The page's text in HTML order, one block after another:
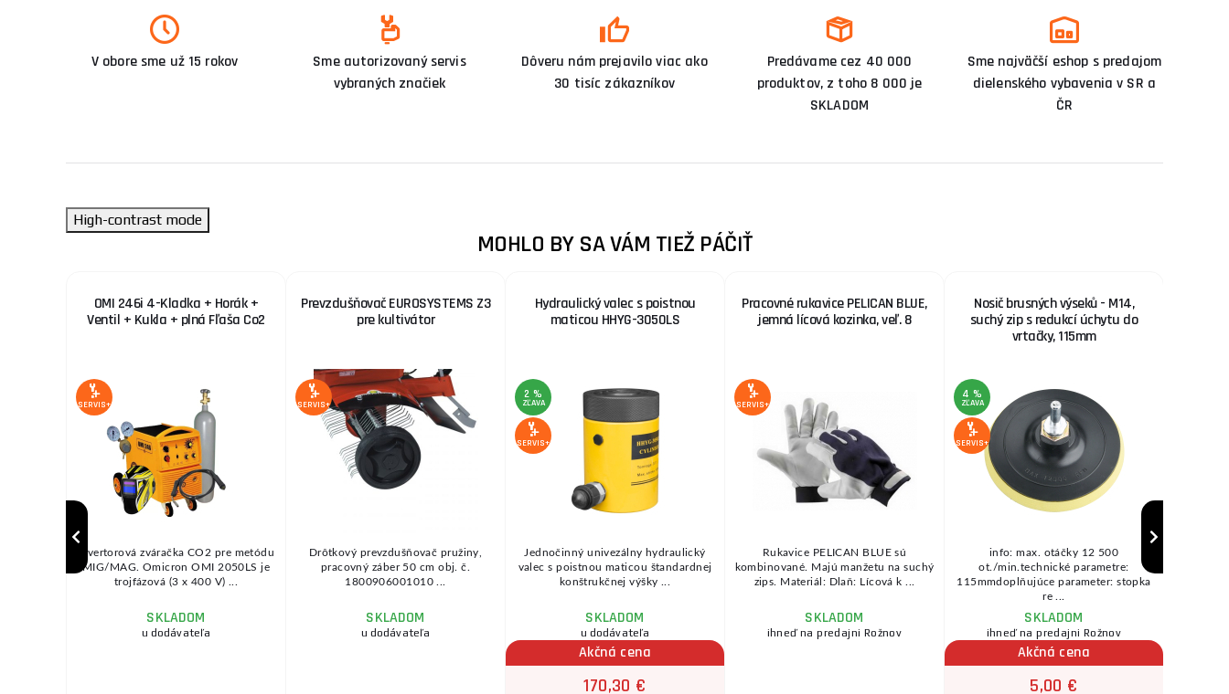
V obore sme už 15 rokov
Sme autorizovaný servis
vybraných značiek
Dôveru nám prejavilo viac ako
30 tisíc zákazníkov
Predávame cez 40 000
produktov, z toho 8 000 je
SKLADOM
Sme najväčší eshop s predajom
dielenského vybavenia v SR a
ČR
High-contrast mode
MOHLO BY SA VÁM TIEŽ PÁČIŤ
OMI 246i 4-Kladka + Horák +
Ventil + Kukla + plná Fľaša Co2
SERVIS+
Invertorová zváračka CO2 pre metódu
MIG/MAG. Omicron OMI 2050LS je
trojfázová (3 x 400 V) ...
SKLADOM
u dodávateľa
Prevzdušňovač EUROSYSTEMS Z3
pre kultivátor
SERVIS+
Drôtkový prevzdušňovač pružiny,
pracovný záber 50 cm obj. č.
1800906001010 ...
SKLADOM
u dodávateľa
Hydraulický valec s poistnou
maticou HHYG-3050LS
2 %
ZĽAVA
SERVIS+
Jednočinný univezálny hydraulický
valec s poistnou maticou štandardnej
konštrukčnej výšky ...
SKLADOM
u dodávateľa
Akčná cena
170,30 €
Pracovné rukavice PELICAN BLUE,
jemná lícová kozinka, veľ. 8
SERVIS+
Rukavice PELICAN BLUE sú
kombinované. Majú manžetu na suchý
zips. Materiál: Dlaň: Lícová k ...
SKLADOM
ihneď na predajni Rožnov
Nosič brusných výseků - M14,
suchý zip s redukcí úchytu do
vrtačky, 115mm
4 %
ZĽAVA
SERVIS+
info: max. otáčky 12 500
ot./min.technické parametre:
115mmdoplňujúce parameter: stopka
re ...
SKLADOM
ihneď na predajni Rožnov
Akčná cena
5,00 €